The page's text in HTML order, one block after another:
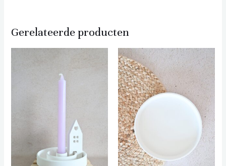
Gerelateerde producten
Prijsklasse:
€ 13,00